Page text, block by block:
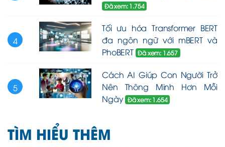
Đã xem: 1.754
4
Tối ưu hóa Transformer BERT
đa ngôn ngữ với mBERT và
PhoBERT Đã xem: 1.657
5
Cách AI Giúp Con Người Trở
Nên Thông Minh Hơn Mỗi
Ngày Đã xem: 1.654
TÌM HIỂU THÊM